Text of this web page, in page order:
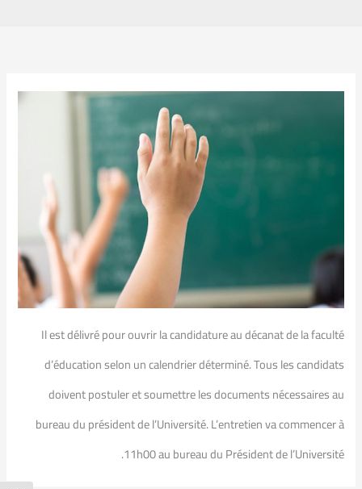
Il est délivré pour ouvrir la candidature au décanat de la faculté
d’éducation selon un calendrier déterminé. Tous les candidats
doivent postuler et soumettre les documents nécessaires au
bureau du président de l’Université. L’entretien va commencer à
11h00 au bureau du Président de l’Université.